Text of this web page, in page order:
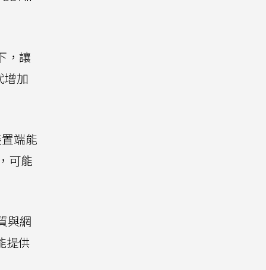
，讓
增加
端能
可能
與網
提供